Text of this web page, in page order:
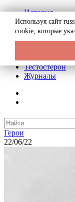
История
Биография
Криминал
Реклама на
Тестостерон
Журналы
Герои
22/06/22
Используя сайт
cookie, которые